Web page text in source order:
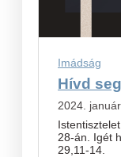
Imádság
Hívd
2024.
28-án. Igét
29,11-14.